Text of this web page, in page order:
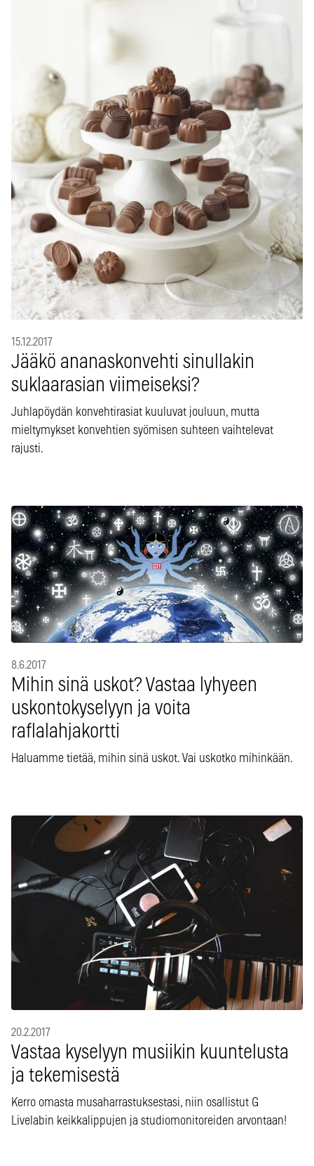
15.12.2017
Jääkö ananaskonvehti sinullakin
suklaarasian viimeiseksi?
Juhlapöydän konvehtirasiat kuuluvat jouluun, mutta
mieltymykset konvehtien syömisen suhteen vaihtelevat
rajusti.
8.6.2017
Mihin sinä uskot? Vastaa lyhyeen
uskontokyselyyn ja voita
raflalahjakortti
Haluamme tietää, mihin sinä uskot. Vai uskotko mihinkään.
20.2.2017
Vastaa kyselyyn musiikin kuuntelusta
ja tekemisestä
Kerro omasta musaharrastuksestasi, niin osallistut G
Livelabin keikkalippujen ja studiomonitoreiden arvontaan!